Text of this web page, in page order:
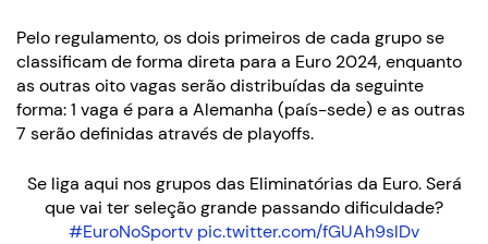
Pelo regulamento, os dois primeiros de cada grupo se
classificam de forma direta para a Euro 2024, enquanto
as outras oito vagas serão distribuídas da seguinte
forma: 1 vaga é para a Alemanha (país-sede) e as outras
7 serão definidas através de playoffs.
Se liga aqui nos grupos das Eliminatórias da Euro. Será
que vai ter seleção grande passando dificuldade?
#EuroNoSportv pic.twitter.com/fGUAh9slDv